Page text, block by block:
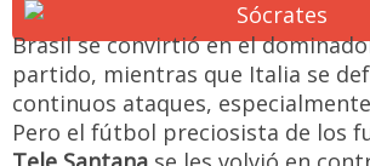
Brasil se convirtió en el
partido, mientras que Italia se
continuos ataques,
Pero el fútbol preciosista de los